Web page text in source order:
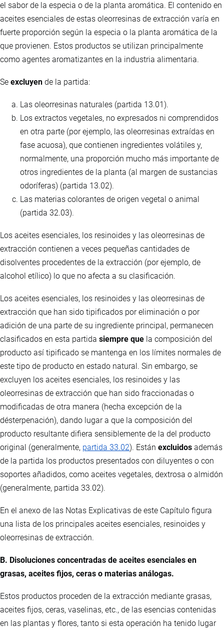
el sabor de la especia o de la planta aromática. El contenido en
aceites esenciales de estas oleorresinas de extracción varía en
fuerte proporción según la especia o la planta aromática de la
que provienen. Estos productos se utilizan principalmente
como agentes aromatizantes en la industria alimentaria.
Se excluyen de la partida:
Las oleorresinas naturales (partida 13.01).
Los extractos vegetales, no expresados ni comprendidos
en otra parte (por ejemplo, las oleorresinas extraídas en
fase acuosa), que contienen ingredientes volátiles y,
normalmente, una proporción mucho más importante de
otros ingredientes de la planta (al margen de sustancias
odoríferas) (partida 13.02).
Las materias colorantes de origen vegetal o animal
(partida 32.03).
Los aceites esenciales, los resinoides y las oleorresinas de
extracción contienen a veces pequeñas cantidades de
disolventes procedentes de la extracción (por ejemplo, de
alcohol etílico) lo que no afecta a su clasificación.
Los aceites esenciales, los resinoides y las oleorresinas de
extracción que han sido tipificados por eliminación o por
adición de una parte de su ingrediente principal, permanecen
clasificados en esta partida siempre que la composición del
producto así tipificado se mantenga en los límites normales de
este tipo de producto en estado natural. Sin embargo, se
excluyen los aceites esenciales, los resinoides y las
oleorresinas de extracción que han sido fraccionadas o
modificadas de otra manera (hecha excepción de la
désterpenación), dando lugar a que la composición del
producto resultante difiera sensiblemente de la del producto
original (generalmente, partida 33.02). Están excluidos además
de la partida los productos presentados con diluyentes o con
soportes añadidos, como aceites vegetales, dextrosa o almidón
(generalmente, partida 33.02).
En el anexo de las Notas Explicativas de este Capítulo figura
una lista de los principales aceites esenciales, resinoides y
oleorresinas de extracción.
B. Disoluciones concentradas de aceites esenciales en
grasas, aceites fijos, ceras o materias análogas.
Estos productos proceden de la extracción mediante grasas,
aceites fijos, ceras, vaselinas, etc., de las esencias contenidas
en las plantas y flores, tanto si esta operación ha tenido lugar